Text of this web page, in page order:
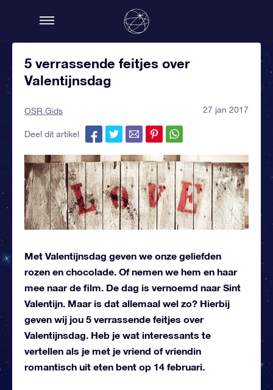
5 verrassende feitjes over
Valentijnsdag
OSR Gids 27 jan 2017
Deel dit artikel
Met Valentijnsdag geven we onze geliefden
rozen en chocolade. Of nemen we hem en haar
mee naar de film. De dag is vernoemd naar Sint
Valentijn. Maar is dat allemaal wel zo? Hierbij
geven wij jou 5 verrassende feitjes over
Valentijnsdag. Heb je wat interessants te
vertellen als je met je vriend of vriendin
romantisch uit eten bent op 14 februari.